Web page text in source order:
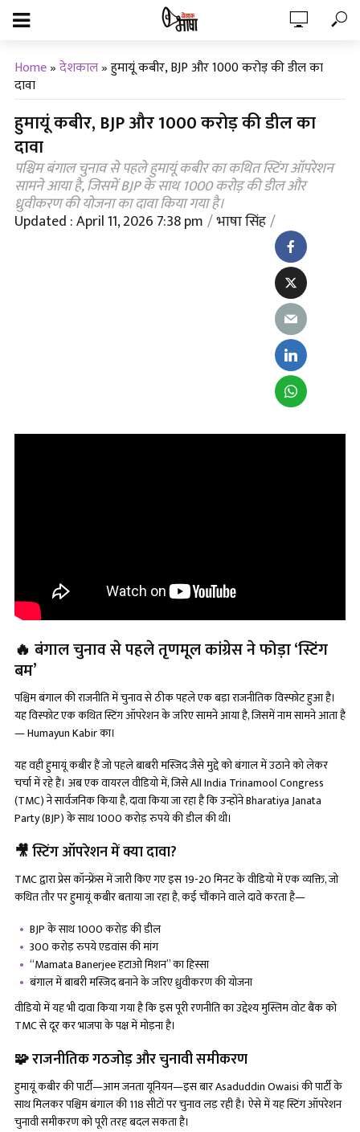
Home»देशकाल»हुमायूं कबीर, BJP और 1000 करोड़ की डील का
दावा
हुमायूं कबीर, BJP और 1000 करोड़ की डील का
दावा
पश्चिम बंगाल चुनाव से पहले हुमायूं कबीर का कथित स्टिंग ऑपरेशन
सामने आया है, जिसमें BJP के साथ 1000 करोड़ की डील और
ध्रुवीकरण की योजना का दावा किया गया है।
Updated : April 11, 2026 7:38 pm भाषा सिंह
🔥 बंगाल चुनाव से पहले तृणमूल कांग्रेस ने फोड़ा ‘स्टिंग
बम’
पश्चिम बंगाल की राजनीति में चुनाव से ठीक पहले एक बड़ा राजनीतिक विस्फोट हुआ है।
यह विस्फोट एक कथित स्टिंग ऑपरेशन के जरिए सामने आया है, जिसमें नाम सामने आता है
— Humayun Kabir का।
यह वही हुमायूं कबीर हैं जो पहले बाबरी मस्जिद जैसे मुद्दे को बंगाल में उठाने को लेकर
चर्चा में रहे हैं। अब एक वायरल वीडियो में, जिसे All India Trinamool Congress
(TMC) ने सार्वजनिक किया है, दावा किया जा रहा है कि उन्होंने Bharatiya Janata
Party (BJP) के साथ 1000 करोड़ रुपये की डील की थी।
🎥 स्टिंग ऑपरेशन में क्या दावा?
TMC द्वारा प्रेस कॉन्फ्रेंस में जारी किए गए इस 19-20 मिनट के वीडियो में एक व्यक्ति, जो
कथित तौर पर हुमायूं कबीर बताया जा रहा है, कई चौंकाने वाले दावे करता है—
BJP के साथ 1000 करोड़ की डील
300 करोड़ रुपये एडवांस की मांग
“Mamata Banerjee हटाओ मिशन” का हिस्सा
बंगाल में बाबरी मस्जिद बनाने के जरिए ध्रुवीकरण की योजना
वीडियो में यह भी दावा किया गया है कि इस पूरी रणनीति का उद्देश्य मुस्लिम वोट बैंक को
TMC से दूर कर भाजपा के पक्ष में मोड़ना है।
🧩 राजनीतिक गठजोड़ और चुनावी समीकरण
हुमायूं कबीर की पार्टी—आम जनता यूनियन—इस बार Asaduddin Owaisi की पार्टी के
साथ मिलकर पश्चिम बंगाल की 118 सीटों पर चुनाव लड़ रही है। ऐसे में यह स्टिंग ऑपरेशन
चुनावी समीकरण को पूरी तरह बदल सकता है।